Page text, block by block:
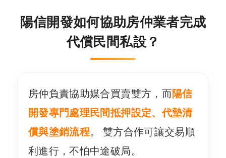
陽信開發如何協助房仲業者完成
代償民間私設？
房仲負責協助媒合買賣雙方，而陽信
開發專門處理民間抵押設定、代墊清
償與塗銷流程。 雙方合作可讓交易順
利進行，不怕中途破局。